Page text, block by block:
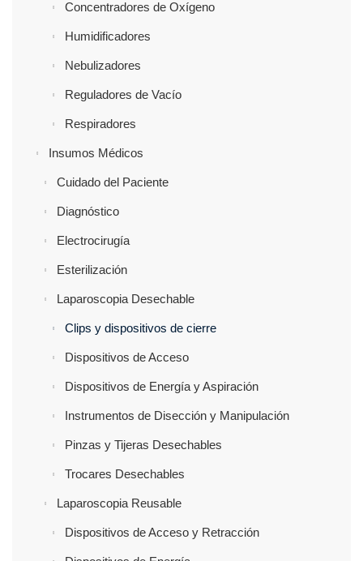
Concentradores de Oxígeno
Humidificadores
Nebulizadores
Reguladores de Vacío
Respiradores
Insumos Médicos
Cuidado del Paciente
Diagnóstico
Electrocirugía
Esterilización
Laparoscopia Desechable
Clips y dispositivos de cierre
Dispositivos de Acceso
Dispositivos de Energía y Aspiración
Instrumentos de Disección y Manipulación
Pinzas y Tijeras Desechables
Trocares Desechables
Laparoscopia Reusable
Dispositivos de Acceso y Retracción